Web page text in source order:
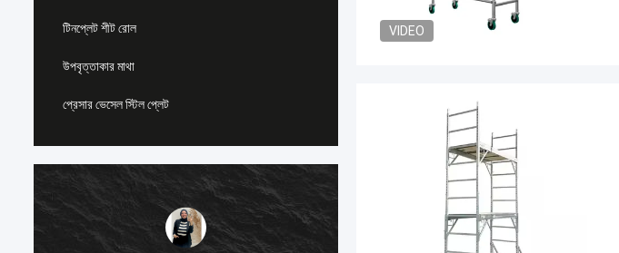
টিনপ্লেট শীট রোল
উপবৃত্তাকার মাথা
প্রেসার ভেসেল স্টিল প্লেট
VIDEO